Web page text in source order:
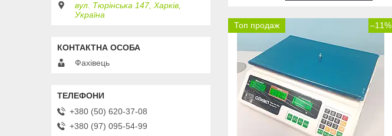
Топ продаж –11%
вул. Тюрінська 147, Харків,
Україна
Фахівець
+380 (50) 620-37-08
+380 (97) 095-54-99